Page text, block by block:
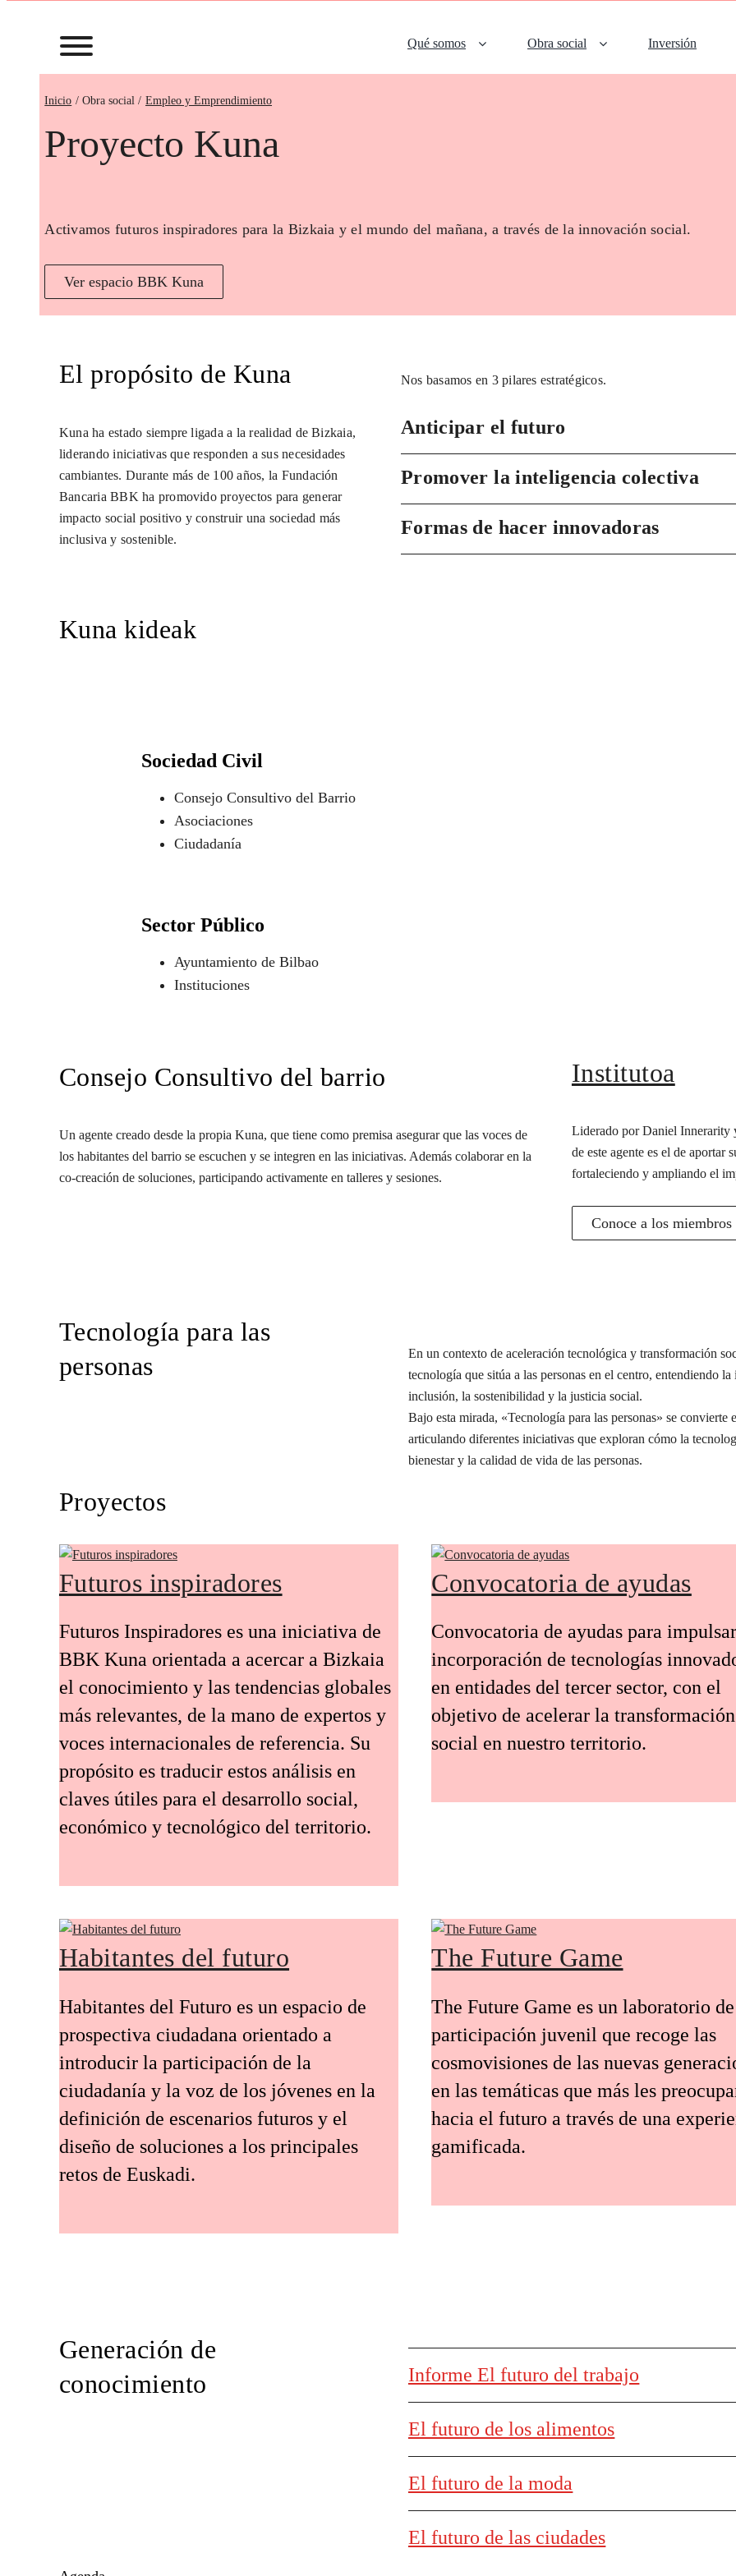
Qué somos Obra social Inversión
Inicio Empleo y Emprendimiento
Proyecto Kuna
Activamos futuros inspiradores para la Bizkaia y el mundo del mañana, a través de la innovación social.
Ver espacio BBK Kuna
El propósito de Kuna
Kuna ha estado siempre ligada a la realidad de Bizkaia,
liderando iniciativas que responden a sus necesidades
cambiantes. Durante más de 100 años, la Fundación
Bancaria BBK ha promovido proyectos para generar
impacto social positivo y construir una sociedad más
inclusiva y sostenible.
Nos basamos en 3 pilares estratégicos.
Anticipar el futuro
Promover la inteligencia colectiva
Formas de hacer innovadoras
Kuna kideak
Sociedad Civil
Consejo Consultivo del Barrio
Asociaciones
Ciudadanía
Sector Público
Ayuntamiento de Bilbao
Instituciones
Consejo Consultivo del barrio
Un agente creado desde la propia Kuna, que tiene como premisa asegurar que las voces de
los habitantes del barrio se escuchen y se integren en las iniciativas. Además colaborar en la
co-creación de soluciones, participando activamente en talleres y sesiones.
Institutoa
Liderado por Daniel Innerarity
de este agente es el de aportar
fortaleciendo y ampliando el
Conoce a los
Tecnología para las
personas
En un contexto de aceleración tecnológica y transformación
tecnología que sitúa a las personas en el centro, entendiendo
inclusión, la sostenibilidad y la justicia social.
Bajo esta mirada, «Tecnología para las personas» se
articulando diferentes iniciativas que exploran cómo la
bienestar y la calidad de vida de las personas.
Proyectos
Futuros inspiradores
Futuros Inspiradores es una iniciativa de
BBK Kuna orientada a acercar a Bizkaia
el conocimiento y las tendencias globales
más relevantes, de la mano de expertos y
voces internacionales de referencia. Su
propósito es traducir estos análisis en
claves útiles para el desarrollo social,
económico y tecnológico del territorio.
Convocatoria de ayudas
Convocatoria de ayudas para
incorporación de tecnologías
en entidades del tercer sector, con el
objetivo de acelerar la transformación
social en nuestro territorio.
Habitantes del futuro
Habitantes del Futuro es un espacio de
prospectiva ciudadana orientado a
introducir la participación de la
ciudadanía y la voz de los jóvenes en la
definición de escenarios futuros y el
diseño de soluciones a los principales
retos de Euskadi.
The Future Game
The Future Game es un laboratorio de
participación juvenil que recoge las
cosmovisiones de las nuevas
en las temáticas que más les
hacia el futuro a través de una
gamificada.
Generación de
conocimiento
Informe El futuro del trabajo
El futuro de los alimentos
El futuro de la moda
El futuro de las ciudades